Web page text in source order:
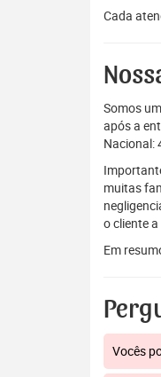
Cada
Somos
após a
Nacional:
muitas
o cliente
Em
Vocês